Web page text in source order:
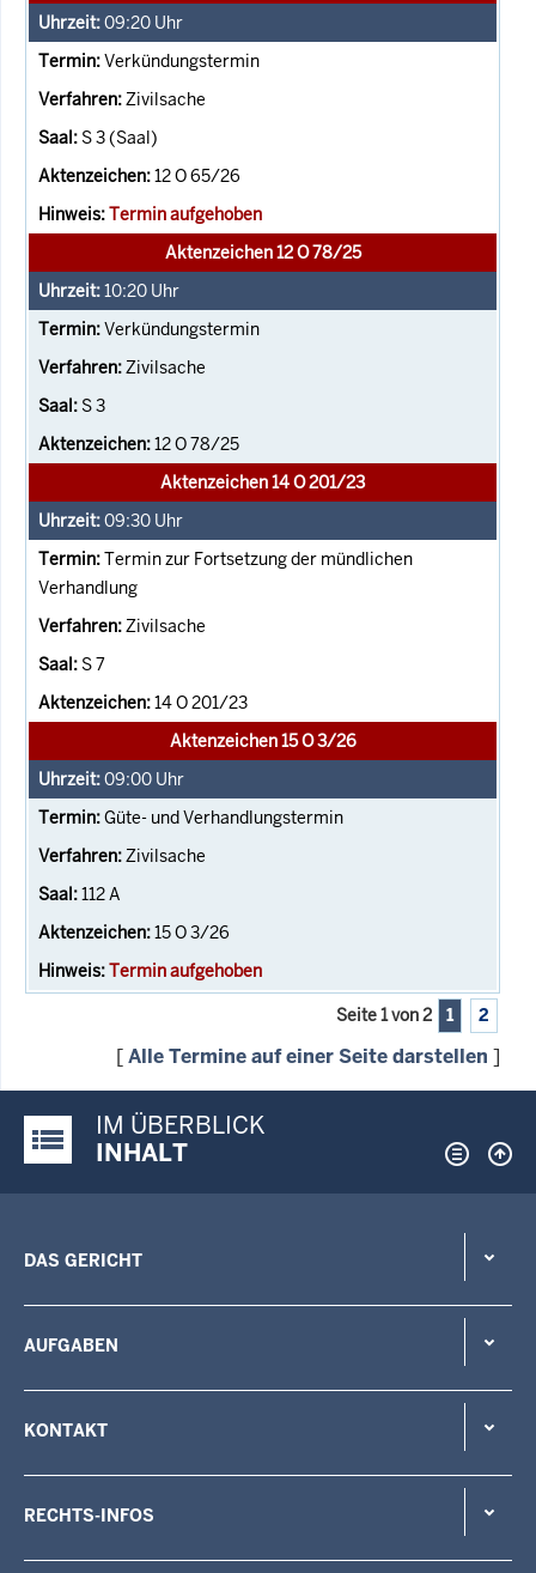
09:20 Uhr
Verkündungstermin
Zivilsache
S 3 (Saal)
12 O 65/26
Termin aufgehoben
Aktenzeichen 12 O 78/25
10:20 Uhr
Verkündungstermin
Zivilsache
S 3
12 O 78/25
Aktenzeichen 14 O 201/23
09:30 Uhr
Termin zur Fortsetzung der mündlichen
Verhandlung
Zivilsache
S 7
14 O 201/23
Aktenzeichen 15 O 3/26
09:00 Uhr
Güte- und Verhandlungstermin
Zivilsache
112 A
15 O 3/26
Termin aufgehoben
Seite 1 von 2 1 2
[Alle Termine auf einer Seite darstellen ]
Justiz-Portal im Überblick:
IM ÜBERBLICK
INHALT
DAS GERICHT
AUFGABEN
KONTAKT
RECHTS-INFOS